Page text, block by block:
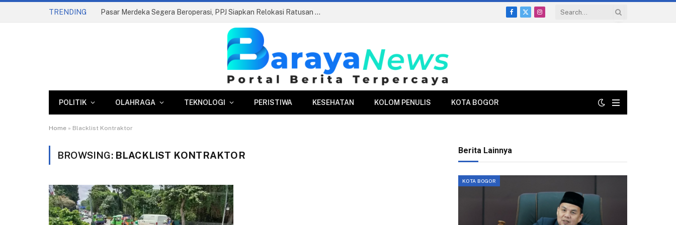
TRENDING Pasar Merdeka Segera Beroperasi, PPJ Siapkan Relokasi Ratusan Pedagang dan PKL
Facebook
X
Instagram
POLITIK OLAHRAGA TEKNOLOGI PERISTIWA KESEHATAN KOLOM PENULIS KOTA BOGOR
Home » Blacklist Kontraktor
BROWSING: BLACKLIST KONTRAKTOR Berita Lainnya
KOTA BOGOR